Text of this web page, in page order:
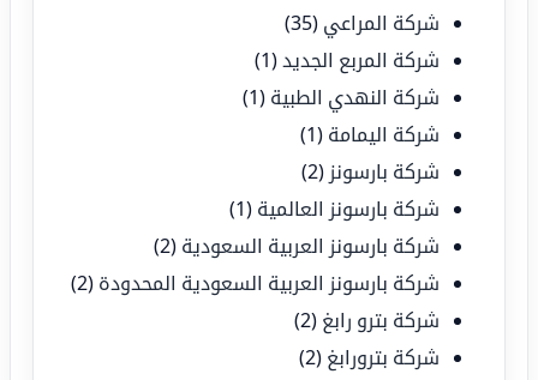
شركة المراعي (35)
شركة المربع الجديد(1)
شركة النهدي الطبية (1)
شركة اليمامة (1)
شركة بارسونز (2)
شركة بارسونز العالمية (1)
شركة بارسونز العربية السعودية (2)
شركة بارسونز العربية السعودية المحدودة (2)
شركة بترو رابغ (2)
شركة بترورابغ (2)